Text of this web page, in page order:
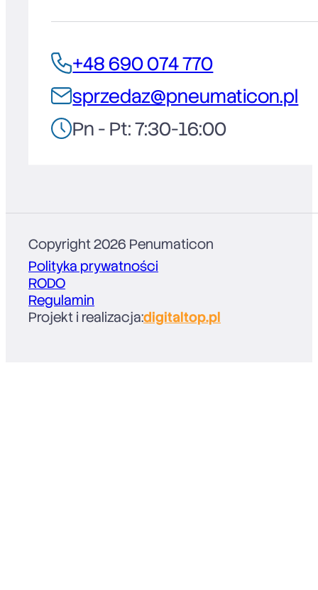
+48 690 074 770
sprzedaz@pneumaticon.pl
Pn - Pt: 7:30-16:00
Copyright 2026 Penumaticon
Polityka prywatności
RODO
Regulamin
Projekt i realizacja:digitaltop.pl